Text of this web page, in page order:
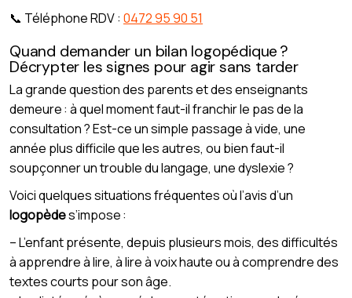
📞 Téléphone RDV : 0472 95 90 51
Quand demander un bilan logopédique ?
Décrypter les signes pour agir sans tarder
La grande question des parents et des enseignants
demeure : à quel moment faut-il franchir le pas de la
consultation ? Est-ce un simple passage à vide, une
année plus difficile que les autres, ou bien faut-il
soupçonner un trouble du langage, une dyslexie ?
Voici quelques situations fréquentes où l’avis d’un
logopèdes’impose :
– L’enfant présente, depuis plusieurs mois, des difficultés
à apprendre à lire, à lire à voix haute ou à comprendre des
textes courts pour son âge.